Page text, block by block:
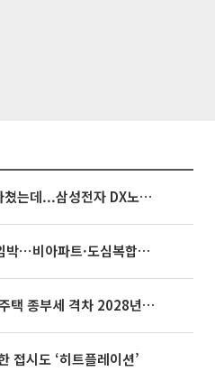
3445억 자사주 지급 마쳤는데...삼성전자 DX노조, 뒤늦은 '떼쓰기 집회'
영끌 '주택공급' 대책 임박⋯비아파트·도심복합까지 총동원
종부세 개편에도…1·3주택 종부세 격차 2028년부터 확대
접시도 ‘히트플레이션’